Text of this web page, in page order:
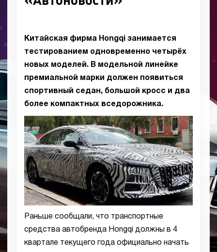
Китайская фирма Hongqi занимается
тестированием одновременно четырёх
новых моделей. В модельной линейке
премиальной марки должен появиться
спортивный седан, большой кросс и два
более компактных вседорожника.
Раньше сообщали, что транспортные
средства автобренда Hongqi должны в 4
квартале текущего года официально начать